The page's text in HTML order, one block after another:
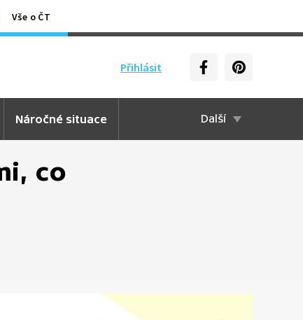
Vše o ČT
Přihlásit
Náročné situace Další
co